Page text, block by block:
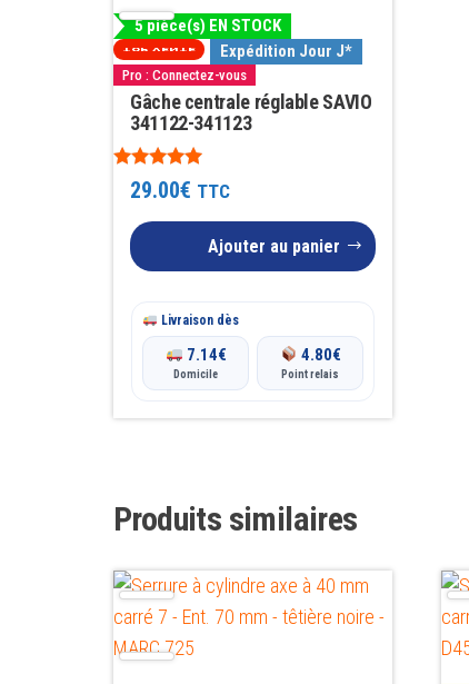
5 pièce(s) EN STOCK
TOP VENTE Expédition Jour J*
Pro : Connectez-vous
Gâche centrale réglable SAVIO
341122-341123
Note
5.0029.00€ TTC
Ajouter au panier
Livraison dès
7.14€
Domicile
4.80€
Point relais
Produits similaires